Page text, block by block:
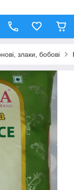
злаки, бобові